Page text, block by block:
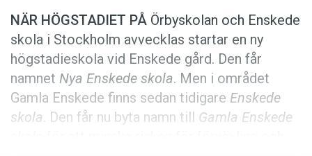
NÄR HÖGSTADIET PÅ Örbyskolan och Enskede
skola i Stockholm avvecklas startar en ny
högstadieskola vid Enskede gård. Den får
namnet Nya Enskede skola. Men i området
Gamla Enskede finns sedan tidigare Enskede
skola. Den får nu byta namn till Gamla Enskede